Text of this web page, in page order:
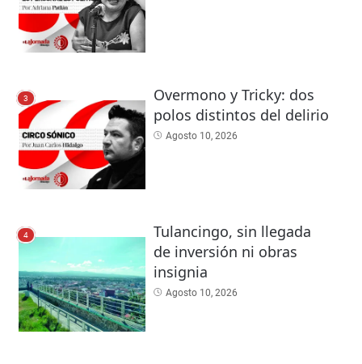
3
Overmono y Tricky: dos
polos distintos del delirio
Agosto 10, 2026
4
Tulancingo, sin llegada
de inversión ni obras
insignia
Agosto 10, 2026